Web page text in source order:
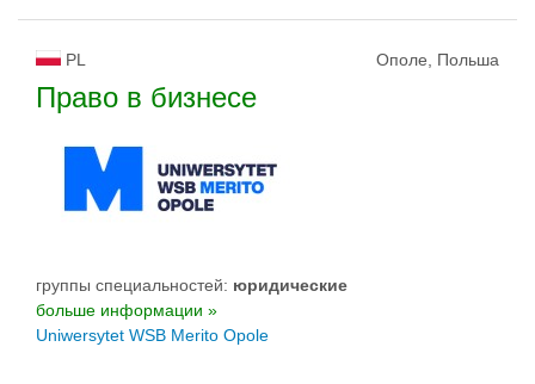
PL Ополе, Польша
Право в бизнесе
группы специальностей: юридические
больше информации »
Uniwersytet WSB Merito Opole